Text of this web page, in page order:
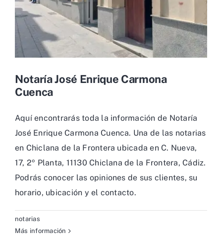
Notaría José Enrique Carmona
Cuenca
Aquí encontrarás toda la información de Notaría
José Enrique Carmona Cuenca. Una de las notarias
en Chiclana de la Frontera ubicada en C. Nueva,
17, 2º Planta, 11130 Chiclana de la Frontera, Cádiz.
Podrás conocer las opiniones de sus clientes, su
horario, ubicación y el contacto.
notarias
Más información